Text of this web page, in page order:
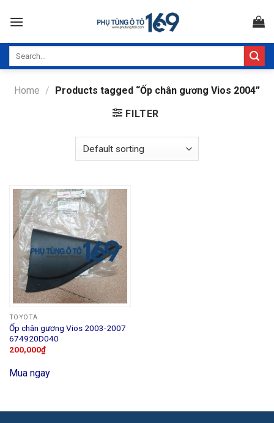
Home / Products tagged “Ốp chân gương Vios 2004”
FILTER
TOYOTA
Ốp chân gương Vios 2003-2007
674920D040
200,000₫
Mua ngay